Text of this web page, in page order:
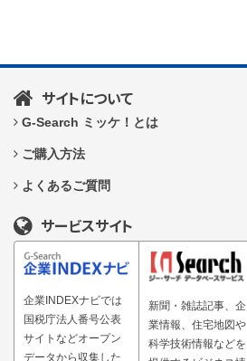
サイトについて
G-Search ミッケ！とは
ご購入方法
よくあるご質問
サービスサイト
企業INDEXナビでは
国税庁法人番号公表
サイトなどオープン
データから収集した
新聞・雑誌記事、企
業情報、住宅地図や
科学技術情報などを